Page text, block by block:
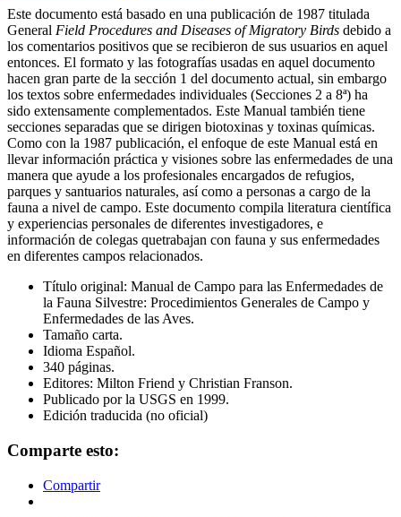
Este documento está basado en una publicación de 1987 titulada
General Field Procedures and Diseases of Migratory Birds debido a
los comentarios positivos que se recibieron de sus usuarios en aquel
entonces. El formato y las fotografías usadas en aquel documento
hacen gran parte de la sección 1 del documento actual, sin embargo
los textos sobre enfermedades individuales (Secciones 2 a 8ª) ha
sido extensamente complementados. Este Manual también tiene
secciones separadas que se dirigen biotoxinas y toxinas químicas.
Como con la 1987 publicación, el enfoque de este Manual está en
llevar información práctica y visiones sobre las enfermedades de una
manera que ayude a los profesionales encargados de refugios,
parques y santuarios naturales, así como a personas a cargo de la
fauna a nivel de campo. Este documento compila literatura científica
y experiencias personales de diferentes investigadores, e
información de colegas quetrabajan con fauna y sus enfermedades
en diferentes campos relacionados.
Título original: Manual de Campo para las Enfermedades de
la Fauna Silvestre: Procedimientos Generales de Campo y
Enfermedades de las Aves.
Tamaño carta.
Idioma Español.
340 páginas.
Editores: Milton Friend y Christian Franson.
Publicado por la USGS en 1999.
Edición traducida (no oficial)
Comparte esto:
Compartir